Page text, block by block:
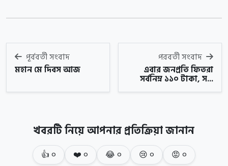
পূর্ববর্তী সংবাদ
মহান মে দিবস আজ
পরবর্তী সংবাদ
এবার জনপ্রতি ফিতরা
সর্বনিম্ন ১১০ টাকা, স...
খবরটি নিয়ে আপনার প্রতিক্রিয়া জানান
👍০ ❤️০ 😂০ 😢০ 😡০